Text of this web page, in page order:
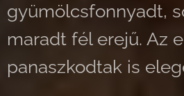
gyümölcsfonnyadt,
maradt fél erejű. Az
panaszkodtak is